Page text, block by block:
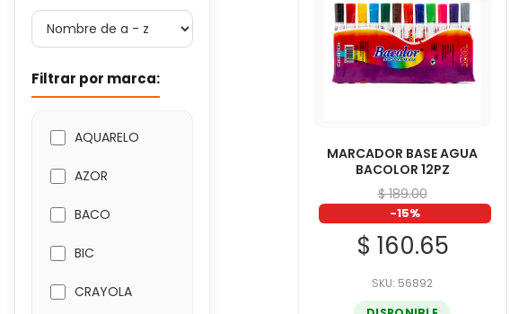
Filtrar por marca:
AQUARELO
AZOR
BACO
BIC
CRAYOLA
MARCADOR BASE AGUA
BACOLOR 12PZ
$ 189.00
-15%
$ 160.65
SKU: 56892